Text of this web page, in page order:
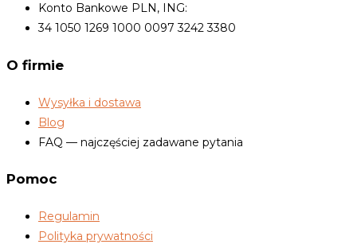
Konto Bankowe PLN, ING:
34 1050 1269 1000 0097 3242 3380
O firmie
Wysyłka i dostawa
Blog
FAQ — najczęściej zadawane pytania
Pomoc
Regulamin
Polityka prywatności